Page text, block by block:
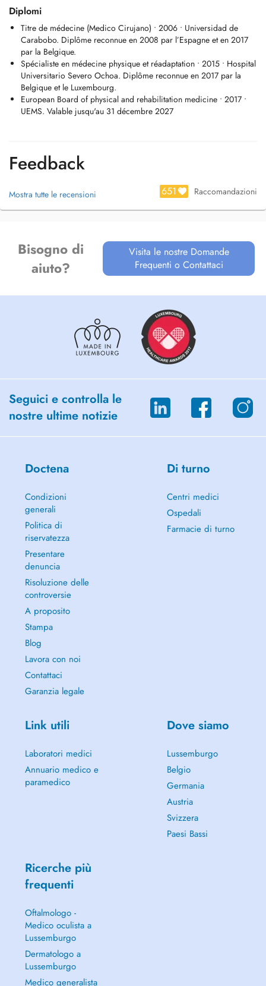
Diplomi
Titre de médecine (Medico Cirujano) • 2006 • Universidad de
Carabobo. Diplôme reconnue en 2008 par l’Espagne et en 2017
par la Belgique.
Spécialiste en médecine physique et réadaptation • 2015 • Hospital
Universitario Severo Ochoa. Diplôme reconnue en 2017 par la
Belgique et le Luxembourg.
European Board of physical and rehabilitation medicine • 2017 •
UEMS. Valable jusqu'au 31 décembre 2027
Feedback
Mostra tutte le recensioni 651 Raccomandazioni
Bisogno di
aiuto?
Visita le nostre Domande
Frequenti o Contattaci
Seguici e controlla le
nostre ultime notizie
Doctena
Condizioni
generali
Politica di
riservatezza
Presentare
denuncia
Risoluzione delle
controversie
A proposito
Stampa
Blog
Lavora con noi
Contattaci
Garanzia legale
Di turno
Centri medici
Ospedali
Farmacie di turno
Link utili
Laboratori medici
Annuario medico e
paramedico
Dove siamo
Lussemburgo
Belgio
Germania
Austria
Svizzera
Paesi Bassi
Ricerche più
frequenti
Oftalmologo -
Medico oculista a
Lussemburgo
Dermatologo a
Lussemburgo
Medico generalista